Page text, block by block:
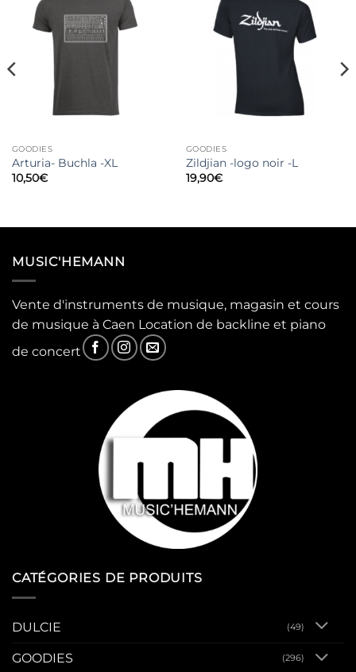
GOODIES
Arturia- Buchla -XL
10,50€
GOODIES
Zildjian -logo noir -L
19,90€
MUSIC'HEMANN
Vente d'instruments de musique, magasin et cours
de musique à Caen Location de backline et piano
de concert
CATÉGORIES DE PRODUITS
DULCIE (49)
GOODIES (296)